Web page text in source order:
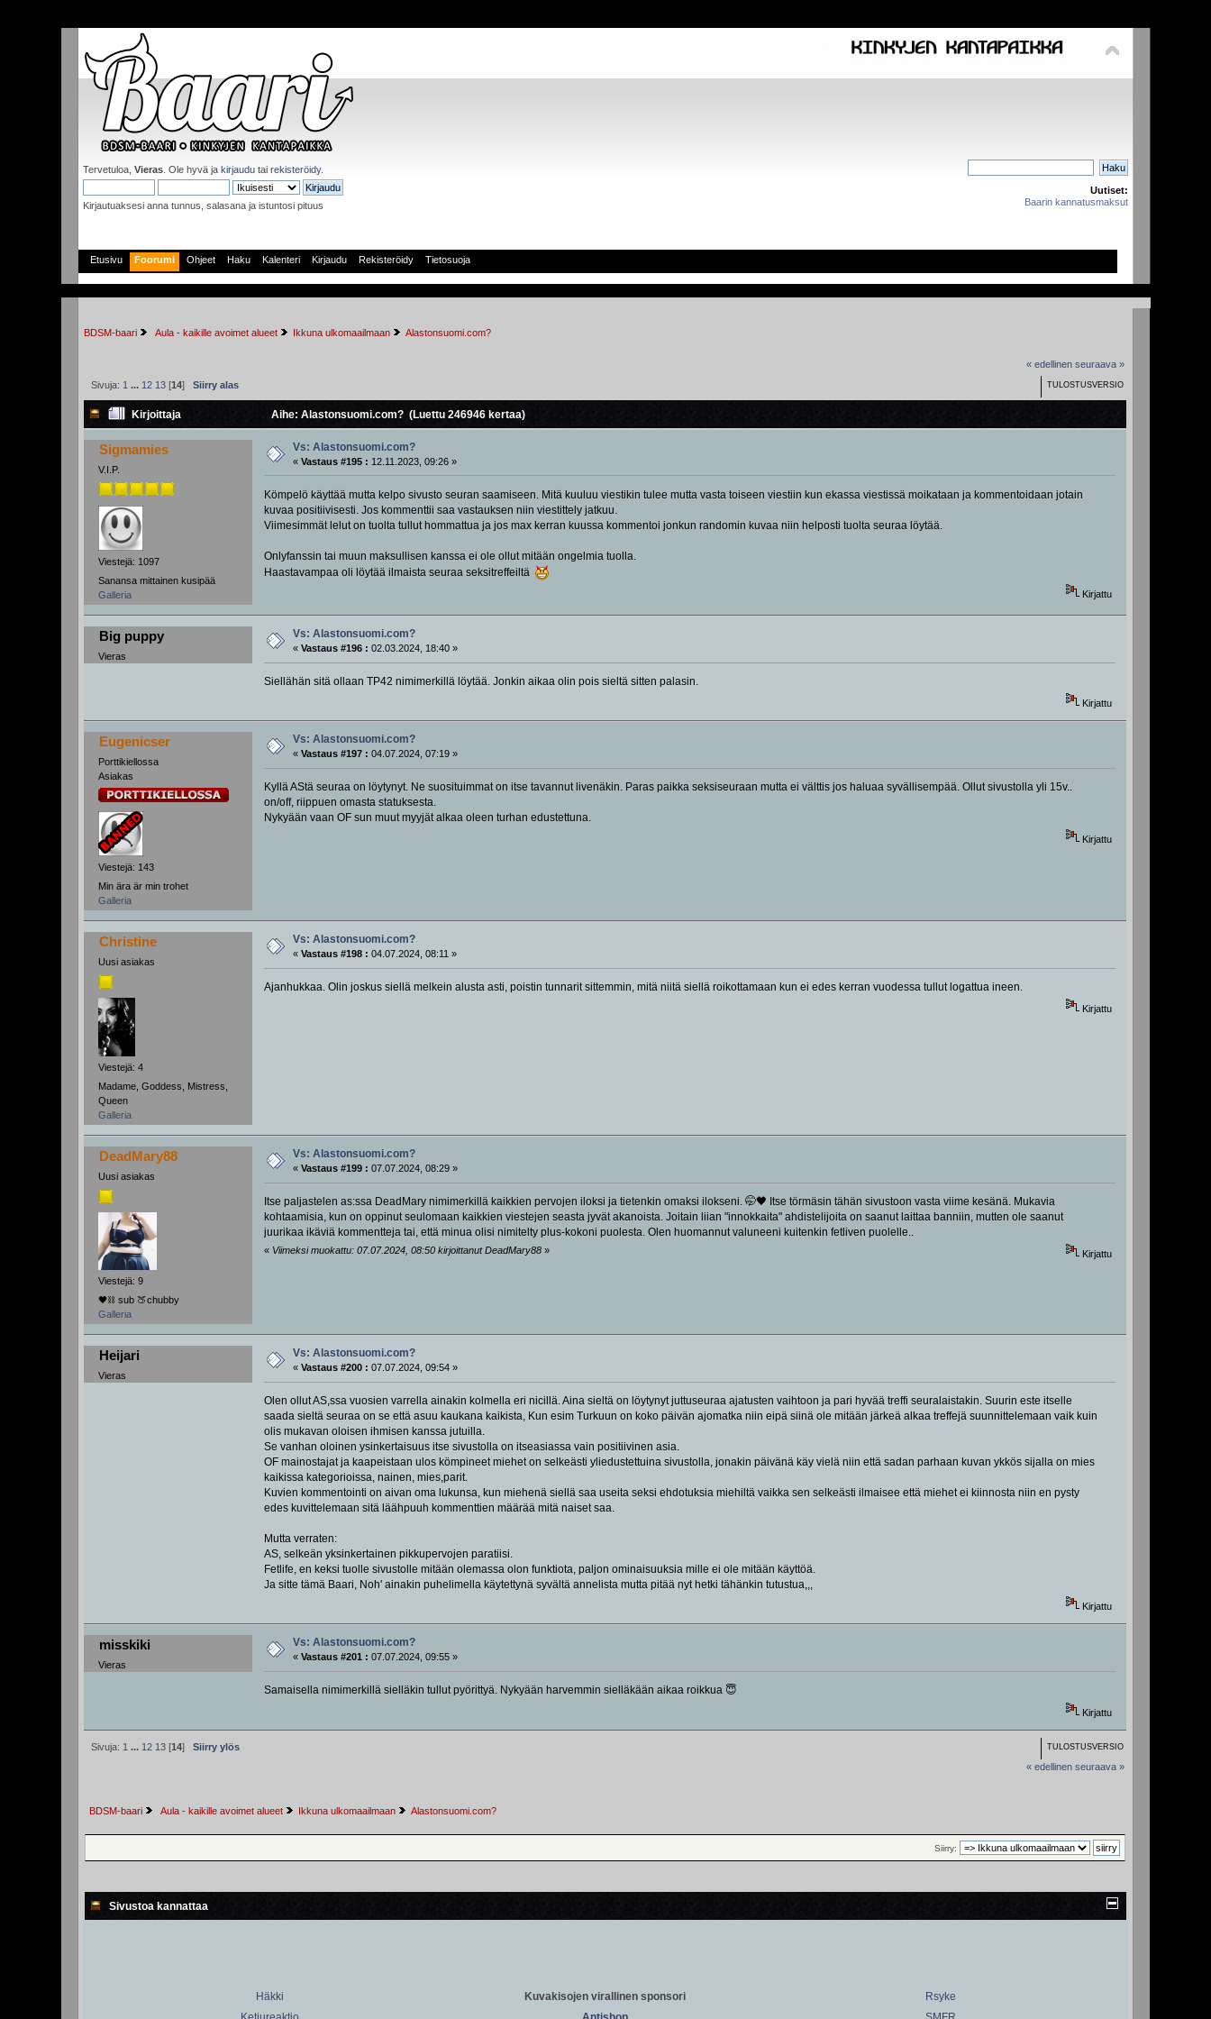
Tervetuloa,Vieras . Ole hyvä jakirjaudu tairekisteröidy.
Kirjautuaksesi anna tunnus, salasana ja istuntosi pituus
Uutiset:
Baarin kannatusmaksut
Etusivu Foorumi Ohjeet Haku Kalenteri Kirjaudu Rekisteröidy Tietosuoja
BDSM-baari Aula - kaikille avoimet alueet Ikkuna ulkomaailmaan Alastonsuomi.com?
« edellinen seuraava »
TULOSTUSVERSIO
Sivuja: 1 ... 12 13 [14]Siirry alas
Kirjoittaja Aihe: Alastonsuomi.com? (Luettu 246946 kertaa)
Sigmamies
V.I.P.
Viestejä: 1097
Sanansa mittainen kusipää
Galleria
Vs: Alastonsuomi.com?
«Vastaus #195 : 12.11.2023, 09:26 »
Kömpelö käyttää mutta kelpo sivusto seuran saamiseen. Mitä kuuluu viestikin tulee mutta vasta toiseen viestiin kun ekassa viestissä moikataan ja kommentoidaan jotain
kuvaa positiivisesti. Jos kommenttii saa vastauksen niin viestittely jatkuu.
Viimesimmät lelut on tuolta tullut hommattua ja jos max kerran kuussa kommentoi jonkun randomin kuvaa niin helposti tuolta seuraa löytää.
Onlyfanssin tai muun maksullisen kanssa ei ole ollut mitään ongelmia tuolla.
Haastavampaa oli löytää ilmaista seuraa seksitreffeiltä
Kirjattu
Big puppy
Vieras
Vs: Alastonsuomi.com?
«Vastaus #196 : 02.03.2024, 18:40 »
Siellähän sitä ollaan TP42 nimimerkillä löytää. Jonkin aikaa olin pois sieltä sitten palasin.
Kirjattu
Eugenicser
Porttikiellossa
Asiakas
Viestejä: 143
Min ära är min trohet
Galleria
Vs: Alastonsuomi.com?
«Vastaus #197 : 04.07.2024, 07:19 »
Kyllä AStä seuraa on löytynyt. Ne suosituimmat on itse tavannut livenäkin. Paras paikka seksiseuraan mutta ei välttis jos haluaa syvällisempää. Ollut sivustolla yli 15v..
on/off, riippuen omasta statuksesta.
Nykyään vaan OF sun muut myyjät alkaa oleen turhan edustettuna.
Kirjattu
Christine
Uusi asiakas
Viestejä: 4
Madame, Goddess, Mistress,
Queen
Galleria
Vs: Alastonsuomi.com?
«Vastaus #198 : 04.07.2024, 08:11 »
Ajanhukkaa. Olin joskus siellä melkein alusta asti, poistin tunnarit sittemmin, mitä niitä siellä roikottamaan kun ei edes kerran vuodessa tullut logattua ineen.
Kirjattu
DeadMary88
Uusi asiakas
Viestejä: 9
🖤⛓️ sub 🍑chubby
Galleria
Vs: Alastonsuomi.com?
«Vastaus #199 : 07.07.2024, 08:29 »
Itse paljastelen as:ssa DeadMary nimimerkillä kaikkien pervojen iloksi ja tietenkin omaksi ilokseni. 🤭🖤 Itse törmäsin tähän sivustoon vasta viime kesänä. Mukavia
kohtaamisia, kun on oppinut seulomaan kaikkien viestejen seasta jyvät akanoista. Joitain liian "innokkaita" ahdistelijoita on saanut laittaa banniin, mutten ole saanut
juurikaa ikäviä kommentteja tai, että minua olisi nimitelty plus-kokoni puolesta. Olen huomannut valuneeni kuitenkin fetliven puolelle..
« Viimeksi muokattu: 07.07.2024, 08:50 kirjoittanut DeadMary88» Kirjattu
Heijari
Vieras
Vs: Alastonsuomi.com?
«Vastaus #200 : 07.07.2024, 09:54 »
Olen ollut AS,ssa vuosien varrella ainakin kolmella eri nicillä. Aina sieltä on löytynyt juttuseuraa ajatusten vaihtoon ja pari hyvää treffi seuralaistakin. Suurin este itselle
saada sieltä seuraa on se että asuu kaukana kaikista, Kun esim Turkuun on koko päivän ajomatka niin eipä siinä ole mitään järkeä alkaa treffejä suunnittelemaan vaik kuin
olis mukavan oloisen ihmisen kanssa jutuilla.
Se vanhan oloinen ysinkertaisuus itse sivustolla on itseasiassa vain positiivinen asia.
OF mainostajat ja kaapeistaan ulos kömpineet miehet on selkeästi yliedustettuina sivustolla, jonakin päivänä käy vielä niin että sadan parhaan kuvan ykkös sijalla on mies
kaikissa kategorioissa, nainen, mies,parit.
Kuvien kommentointi on aivan oma lukunsa, kun miehenä siellä saa useita seksi ehdotuksia miehiltä vaikka sen selkeästi ilmaisee että miehet ei kiinnosta niin en pysty
edes kuvittelemaan sitä läähpuuh kommenttien määrää mitä naiset saa.
Mutta verraten:
AS, selkeän yksinkertainen pikkupervojen paratiisi.
Fetlife, en keksi tuolle sivustolle mitään olemassa olon funktiota, paljon ominaisuuksia mille ei ole mitään käyttöä.
Ja sitte tämä Baari, Noh' ainakin puhelimella käytettynä syvältä annelista mutta pitää nyt hetki tähänkin tutustua,,,
Kirjattu
misskiki
Vieras
Vs: Alastonsuomi.com?
«Vastaus #201 : 07.07.2024, 09:55 »
Samaisella nimimerkillä sielläkin tullut pyörittyä. Nykyään harvemmin sielläkään aikaa roikkua 😇
Kirjattu
TULOSTUSVERSIO
Sivuja: 1 ... 12 13 [14]Siirry ylös
« edellinen seuraava »
BDSM-baari Aula - kaikille avoimet alueet Ikkuna ulkomaailmaan Alastonsuomi.com?
Siirry:
Sivustoa kannattaa
Häkki Kuvakisojen virallinen sponsori
Rsyke